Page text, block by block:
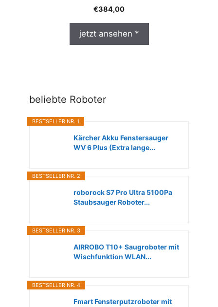
€384,00
jetzt ansehen *
beliebte Roboter
BESTSELLER NR. 1
Kärcher Akku Fenstersauger
WV 6 Plus (Extra lange...
BESTSELLER NR. 2
roborock S7 Pro Ultra 5100Pa
Staubsauger Roboter...
BESTSELLER NR. 3
AIRROBO T10+ Saugroboter mit
Wischfunktion WLAN...
BESTSELLER NR. 4
Fmart Fensterputzroboter mit